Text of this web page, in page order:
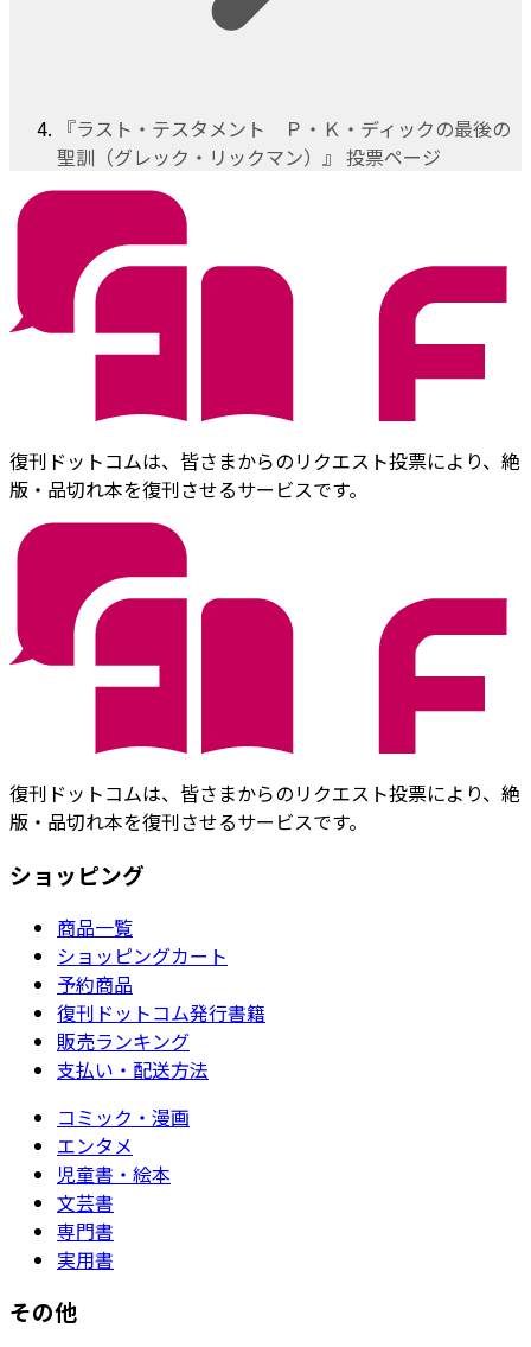
『ラスト・テスタメント Ｐ・Ｋ・ディックの最後の
聖訓（グレック・リックマン）』 投票ページ
復刊ドットコムは、皆さまからのリクエスト投票により、絶
版・品切れ本を復刊させるサービスです。
復刊ドットコムは、皆さまからのリクエスト投票により、絶
版・品切れ本を復刊させるサービスです。
ショッピング
商品一覧
ショッピングカート
予約商品
復刊ドットコム発行書籍
販売ランキング
支払い・配送方法
コミック・漫画
エンタメ
児童書・絵本
文芸書
専門書
実用書
その他